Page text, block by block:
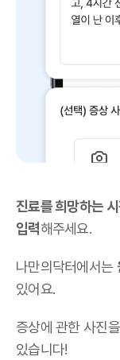
진료를 희망하는
입력해주세요.
나만의닥터에서는
있어요.
증상에 관한 사진
있습니다!